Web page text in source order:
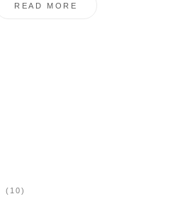
READ MORE
(10)